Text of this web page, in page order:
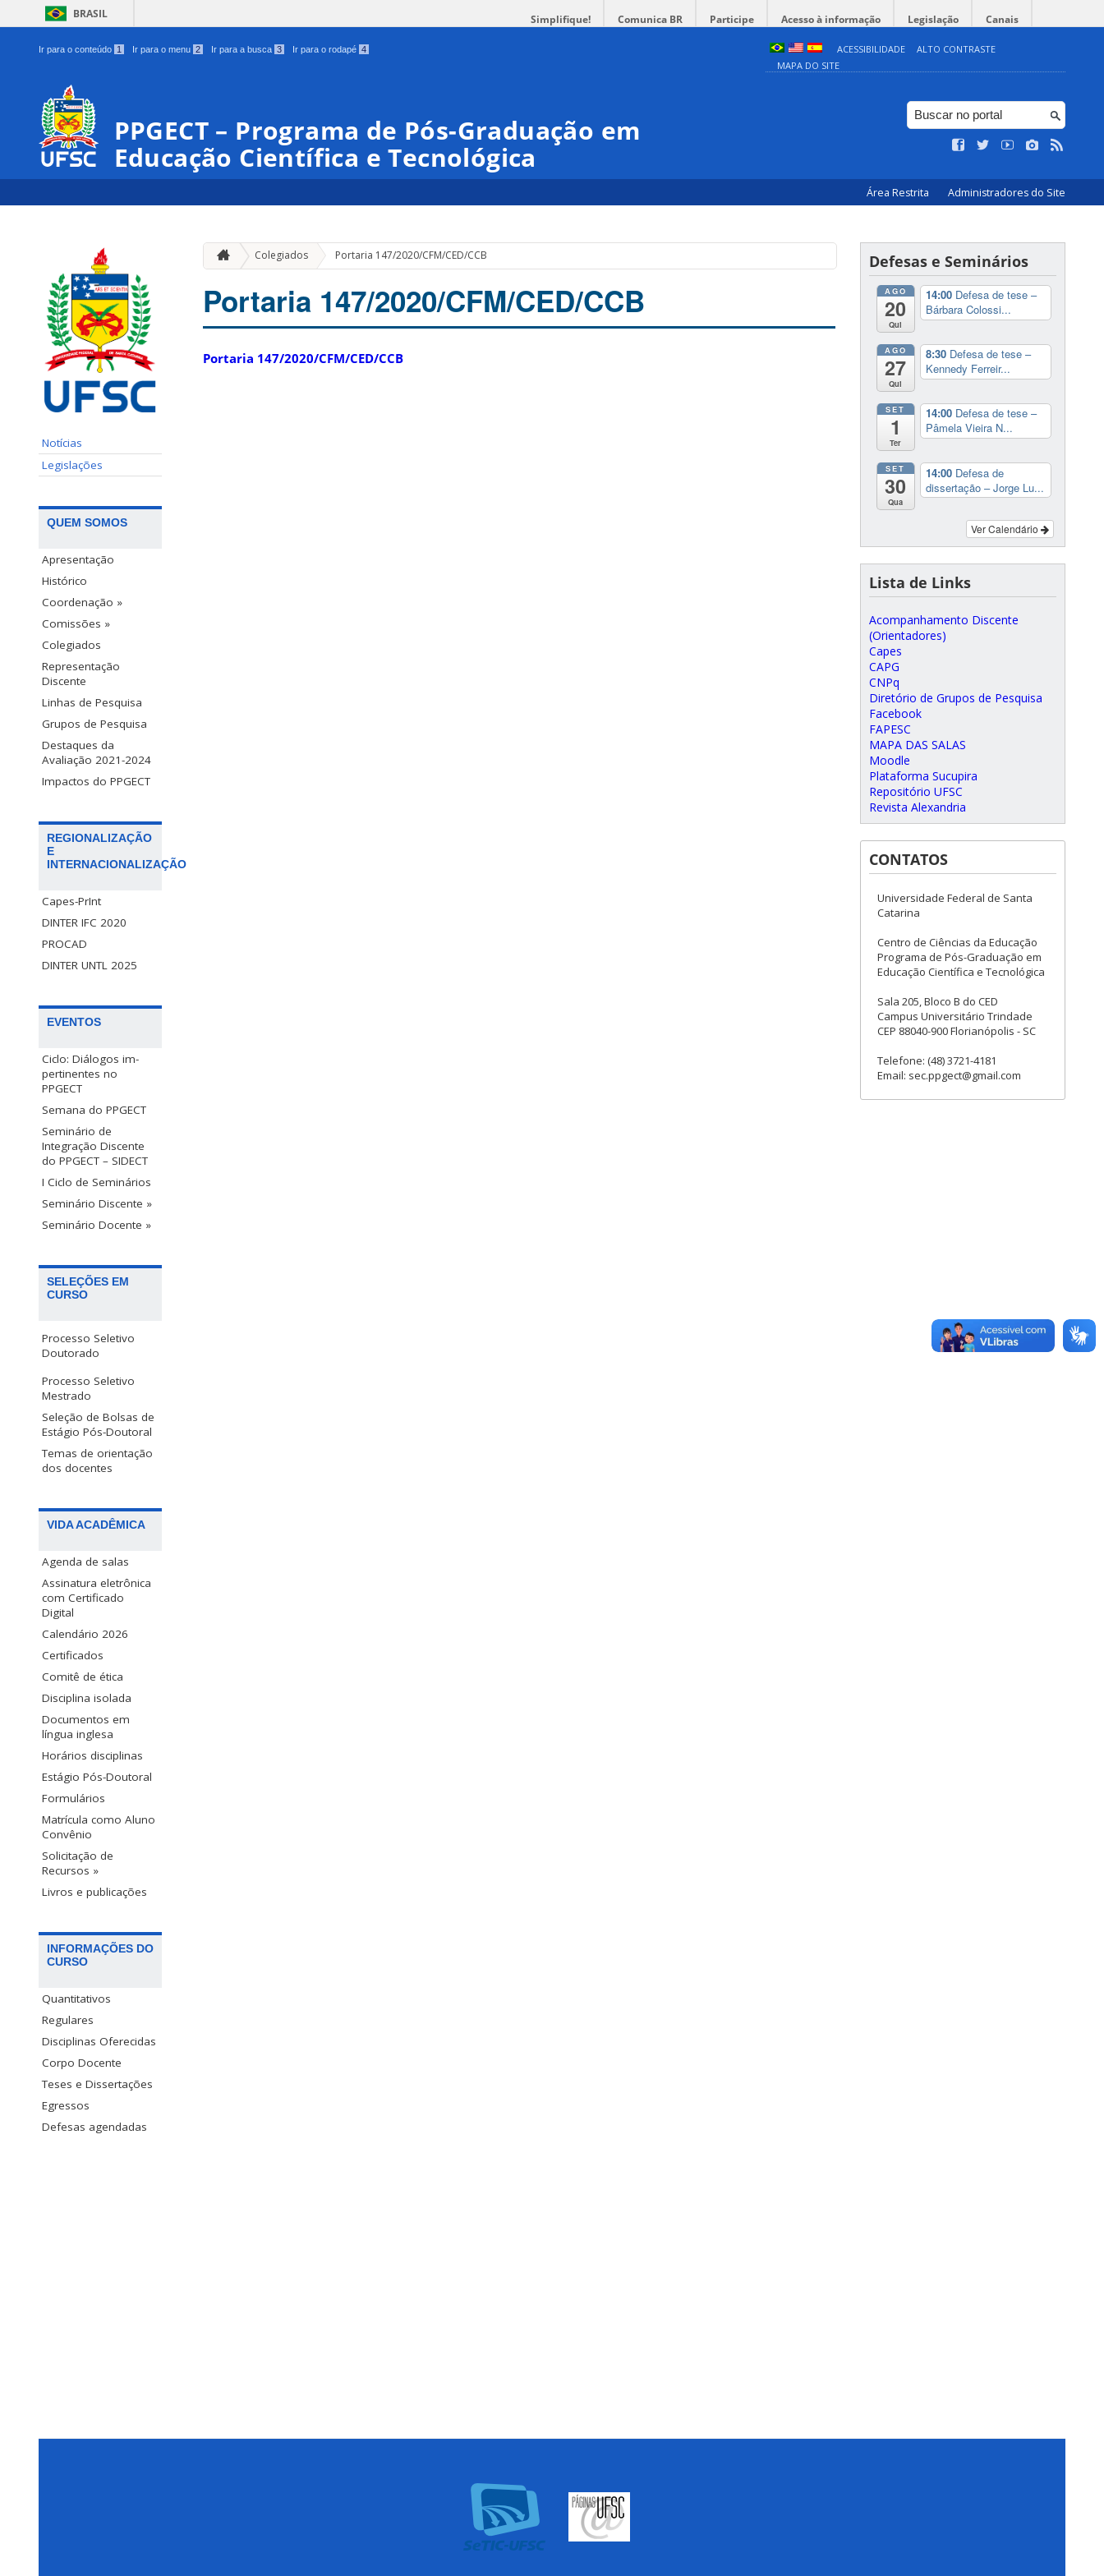
BRASIL Simplifique! Comunica BR Participe Acesso à informação Legislação Canais
Ir para o conteúdo 1 Ir para o menu 2 Ir para a busca 3 Ir para o rodapé 4 ACESSIBILIDADE
ALTO CONTRASTE
MAPA DO SITE
PPGECT – Programa de Pós-Graduação em
Educação Científica e Tecnológica
Área Restrita Administradores do Site
Notícias
Legislações
QUEM SOMOS
Apresentação
Histórico
Coordenação »
Comissões »
Colegiados
Representação
Discente
Linhas de Pesquisa
Grupos de Pesquisa
Destaques da
Avaliação 2021-2024
Impactos do PPGECT
REGIONALIZAÇÃO
E
INTERNACIONALIZAÇÃO
Capes-PrInt
DINTER IFC 2020
PROCAD
DINTER UNTL 2025
EVENTOS
Ciclo: Diálogos im-
pertinentes no
PPGECT
Semana do PPGECT
Seminário de
Integração Discente
do PPGECT – SIDECT
I Ciclo de Seminários
Seminário Discente »
Seminário Docente »
SELEÇÕES EM
CURSO
Processo Seletivo
Doutorado
Processo Seletivo
Mestrado
Seleção de Bolsas de
Estágio Pós-Doutoral
Temas de orientação
dos docentes
VIDA ACADÊMICA
Agenda de salas
Assinatura eletrônica
com Certificado
Digital
Calendário 2026
Certificados
Comitê de ética
Disciplina isolada
Documentos em
língua inglesa
Horários disciplinas
Estágio Pós-Doutoral
Formulários
Matrícula como Aluno
Convênio
Solicitação de
Recursos »
Livros e publicações
INFORMAÇÕES DO
CURSO
Quantitativos
Regulares
Disciplinas Oferecidas
Corpo Docente
Teses e Dissertações
Egressos
Defesas agendadas
Colegiados Portaria 147/2020/CFM/CED/CCB
Portaria 147/2020/CFM/CED/CCB
Portaria 147/2020/CFM/CED/CCB
Defesas e Seminários
AGO
20
Qui
14:00 Defesa de tese –
Bárbara Colossi...
AGO
27
Qui
8:30 Defesa de tese –
Kennedy Ferreir...
SET
1
Ter
14:00 Defesa de tese –
Pâmela Vieira N...
SET
30
Qua
14:00 Defesa de
dissertação – Jorge Lu...
Ver Calendário
Lista de Links
Acompanhamento Discente
(Orientadores)
Capes
CAPG
CNPq
Diretório de Grupos de Pesquisa
Facebook
FAPESC
MAPA DAS SALAS
Moodle
Plataforma Sucupira
Repositório UFSC
Revista Alexandria
CONTATOS
Universidade Federal de Santa
Catarina
Centro de Ciências da Educação
Programa de Pós-Graduação em
Educação Científica e Tecnológica
Sala 205, Bloco B do CED
Campus Universitário Trindade
CEP 88040-900 Florianópolis - SC
Telefone: (48) 3721-4181
Email: sec.ppgect@gmail.com